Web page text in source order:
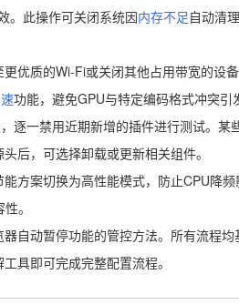
。此操作可关闭系统因内存不足自动清
优质的Wi-Fi或关闭其他占用带宽的设
功能，避免GPU与特定编码格式冲突引
逐一禁用近期新增的插件进行测试。某
后，可选择卸载或更新相关组件。
方案切换为高性能模式，防止CPU降
。
自动暂停功能的管控方法。所有流程
具即可完成完整配置流程。